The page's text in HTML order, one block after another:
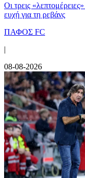
Οι τρεις
ευχή για τη ρεβάνς
ΠΑΦΟΣ FC
|
08-08-2026